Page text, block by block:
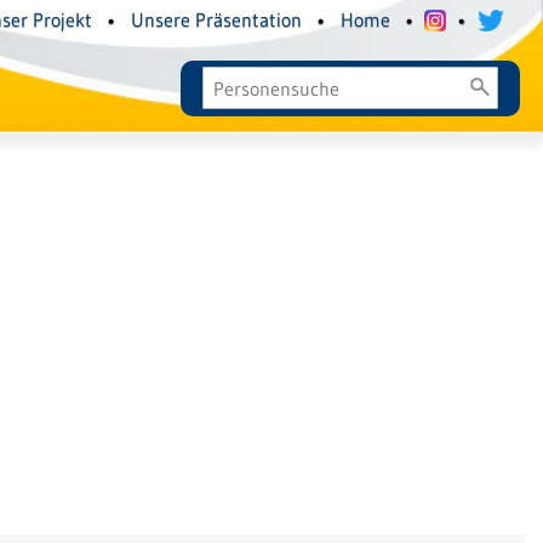
Projekt • Unsere Präsentation • Home • •